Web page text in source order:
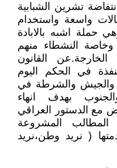
تشرين الشبابية
واسعة واستخدام
حملة اشبه بالابادة
وخاصة النشطاء منهم
القانون
في الحكم اليوم
والجيش والشرطة في
بهدف انهاء
مع الدستور العراقي
المطالب المشروعة
( نريد وطن،نريد